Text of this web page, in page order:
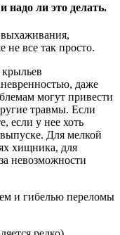
надо ли это делать.
не все так просто.
даже
могут привести
травмы. Если
если у нее хоть
Для мелкой
хищника, для
невозможности
и гибелью переломы